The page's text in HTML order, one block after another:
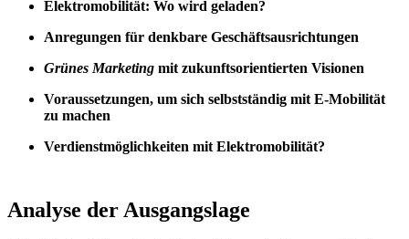
Elektromobilität: Wo wird geladen?
Anregungen für denkbare Geschäftsausrichtungen
Grünes Marketing mit zukunftsorientierten Visionen
Voraussetzungen, um sich selbstständig mit E-Mobilität
zu machen
Verdienstmöglichkeiten mit Elektromobilität?
Analyse der Ausgangslage